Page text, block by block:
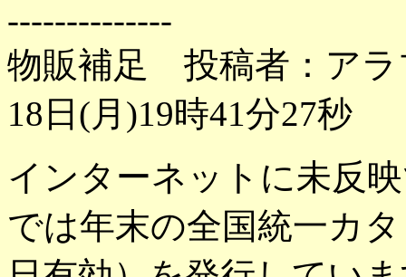
--------------
物販補足 投稿者：ア
18日(月)19時41分27秒
インターネットに未反
では年末の全国統一カ